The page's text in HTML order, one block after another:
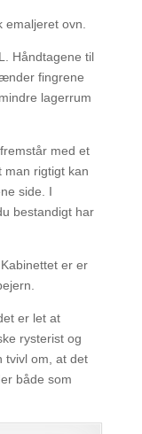
emaljeret ovn.
Håndtagene til
fingrene
lagerrum
med et
man rigtigt kan
side. I
bestandigt har
er er
er let at
rysterist og
tvivl om, at det
både som